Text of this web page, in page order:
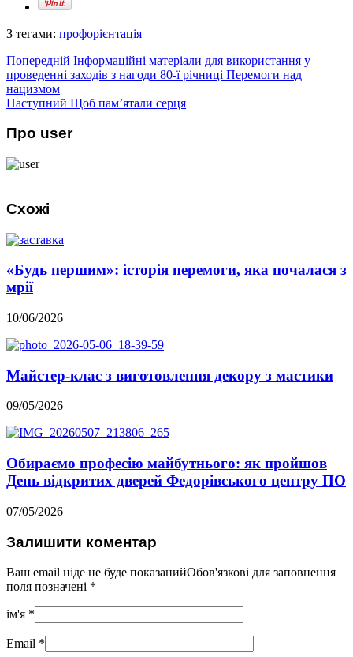
З тегами: профорієнтація
Попередній Інформаційні матеріали для використання у
проведенні заходів з нагоди 80-ї річниці Перемоги над
нацизмом
Наступний Щоб пам’ятали серця
Про user
Схожі
«Будь першим»: історія перемоги, яка почалася з
мрії
10/06/2026
Майстер-клас з виготовлення декору з мастики
09/05/2026
Обираємо професію майбутнього: як пройшов
День відкритих дверей Федорівського центру ПО
07/05/2026
Залишити коментар
Ваш email ніде не буде показанийОбов'язкові для заповнення
поля позначені *
ім'я *
Email *